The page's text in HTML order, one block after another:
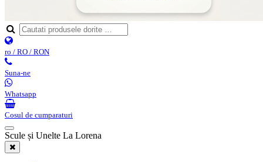
ro / RO / RON
Suna-ne
Whatsapp
Cosul de cumparaturi
Scule și Unelte La Lorena